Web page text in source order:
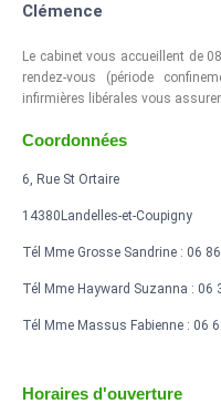
Clémence
Le cabinet vous accueillent de
rendez-vous (période
infirmières libérales vous
Coordonnées
6, Rue St Ortaire
14380Landelles-et-Coupigny
Tél Mme Grosse Sandrine : 06
Tél Mme Hayward Suzanna : 06
Tél Mme Massus Fabienne : 06
Horaires d'ouverture